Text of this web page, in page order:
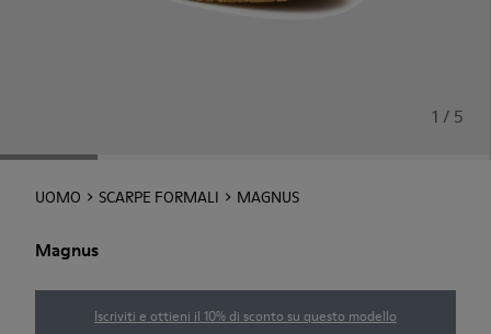
1 / 5
UOMO SCARPE FORMALI MAGNUS
Magnus
Iscriviti e ottieni il 10% di sconto su questo modello